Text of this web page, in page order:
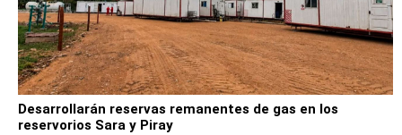
Desarrollarán reservas remanentes de gas en los
reservorios Sara y Piray